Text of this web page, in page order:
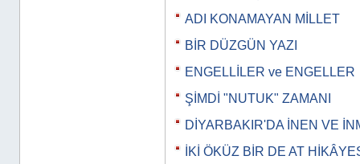
ADI KONAMAYAN MİLLET
BİR DÜZGÜN YAZI
ENGELLİLER ve ENGELLER
ŞİMDİ "NUTUK" ZAMANI
DİYARBAKIR'DA İNEN VE
İKİ ÖKÜZ BİR DE AT